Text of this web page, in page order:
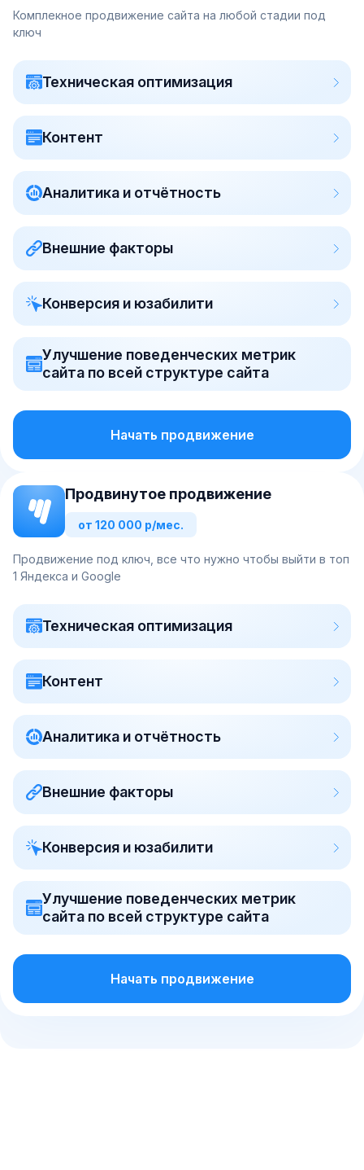
Комплекное продвижение сайта на любой стадии под
ключ
Техническая оптимизация
Контент
Аналитика и отчётность
Внешние факторы
Конверсия и юзабилити
Улучшение поведенческих метрик
сайта по всей структуре сайта
Начать продвижение
Продвинутое продвижение
от 120 000 р/мес.
Продвижение под ключ, все что нужно чтобы выйти в топ
1 Яндекса и Google
Техническая оптимизация
Контент
Аналитика и отчётность
Внешние факторы
Конверсия и юзабилити
Улучшение поведенческих метрик
сайта по всей структуре сайта
Начать продвижение